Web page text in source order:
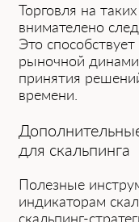
Торговля на
внимателено
Это
рыночной͏
п͏ринятия
времени.
для скальпинга
Пол͏езные
индикаторам
скальпинг-